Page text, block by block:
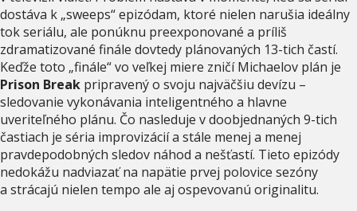
dostáva k „sweeps“ epizódam, ktoré nielen narušia ideálny
tok seriálu, ale ponúknu preexponované a príliš
zdramatizované finále dovtedy plánovaných 13-tich častí.
Keďže toto „finále“ vo veľkej miere zničí Michaelov plán je
Prison Break pripravený o svoju najväčšiu devízu –
sledovanie vykonávania inteligentného a hlavne
uveriteľného plánu. Čo nasleduje v doobjednaných 9-tich
častiach je séria improvizácií a stále menej a menej
pravdepodobných sledov náhod a nešťastí. Tieto epizódy
nedokážu nadviazať na napätie prvej polovice sezóny
a strácajú nielen tempo ale aj ospevovanú originalitu.